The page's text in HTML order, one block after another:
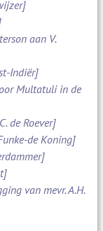
aan V.
Indiër]
Multatuli in de
de Roever]
de Koning]
van mevr. A.H.